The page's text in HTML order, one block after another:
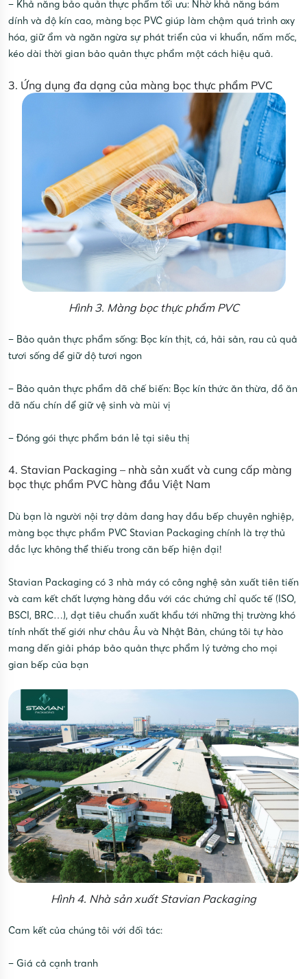
– Khả năng bảo quản thực phẩm tối ưu: Nhờ khả năng bám
dính và độ kín cao, màng bọc PVC giúp làm chậm quá trình oxy
hóa, giữ ẩm và ngăn ngừa sự phát triển của vi khuẩn, nấm mốc,
kéo dài thời gian bảo quản thực phẩm một cách hiệu quả.
3. Ứng dụng đa dạng của màng bọc thực phẩm PVC
Hình 3. Màng bọc thực phẩm PVC
– Bảo quản thực phẩm sống: Bọc kín thịt, cá, hải sản, rau củ quả
tươi sống để giữ độ tươi ngon
– Bảo quản thực phẩm đã chế biến: Bọc kín thức ăn thừa, đồ ăn
đã nấu chín để giữ vệ sinh và mùi vị
– Đóng gói thực phẩm bán lẻ tại siêu thị
4. Stavian Packaging – nhà sản xuất và cung cấp màng
bọc thực phẩm PVC hàng đầu Việt Nam
Dù bạn là người nội trợ đảm đang hay đầu bếp chuyên nghiệp,
màng bọc thực phẩm PVC Stavian Packaging chính là trợ thủ
đắc lực không thể thiếu trong căn bếp hiện đại!
Stavian Packaging có 3 nhà máy có công nghệ sản xuất tiên tiến
và cam kết chất lượng hàng đầu với các chứng chỉ quốc tế (ISO,
BSCI, BRC…), đạt tiêu chuẩn xuất khẩu tới những thị trường khó
tính nhất thế giới như châu Âu và Nhật Bản, chúng tôi tự hào
mang đến giải pháp bảo quản thực phẩm lý tưởng cho mọi
gian bếp của bạn
Hình 4. Nhà sản xuất Stavian Packaging
Cam kết của chúng tôi với đối tác:
– Giá cả cạnh tranh